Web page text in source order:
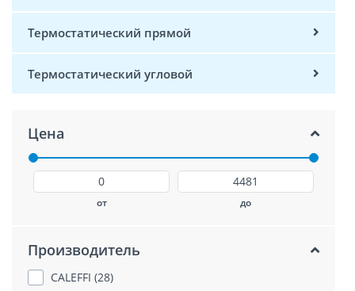
Термостатический прямой
Термостатический угловой
Цена
от до
Производитель
CALEFFI (28)